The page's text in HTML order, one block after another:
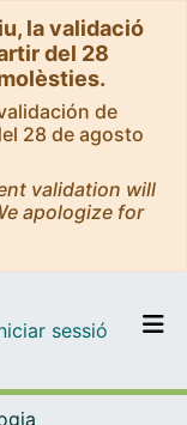
la validació
del 28
de
28 de agosto
validation will
apologize for
tot el DD
sessió (current)